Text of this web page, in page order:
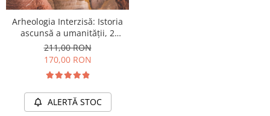
Arheologia Interzisă: Istoria
ascunsă a umanității, 2
volume
211,00 RON
170,00 RON
ALERTĂ STOC